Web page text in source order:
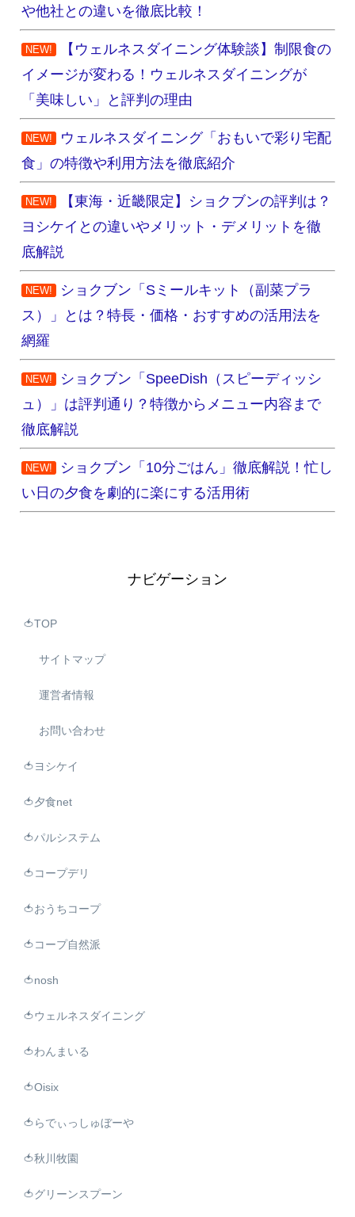
や他社との違いを徹底比較！
NEW!
【ウェルネスダイニング体験談】制限食の
イメージが変わる！ウェルネスダイニングが
「美味しい」と評判の理由
NEW!
ウェルネスダイニング「おもいで彩り宅配
食」の特徴や利用方法を徹底紹介
NEW!
【東海・近畿限定】ショクブンの評判は？
ヨシケイとの違いやメリット・デメリットを徹
底解説
NEW!
ショクブン「Sミールキット（副菜プラ
ス）」とは？特長・価格・おすすめの活用法を
網羅
NEW!
ショクブン「SpeeDish（スピーディッシ
ュ）」は評判通り？特徴からメニュー内容まで
徹底解説
NEW!
ショクブン「10分ごはん」徹底解説！忙し
い日の夕食を劇的に楽にする活用術
ナビゲーション
🍅TOP
サイトマップ
運営者情報
お問い合わせ
🍅ヨシケイ
🍅夕食net
🍅パルシステム
🍅コープデリ
🍅おうちコープ
🍅コープ自然派
🍅nosh
🍅ウェルネスダイニング
🍅わんまいる
🍅Oisix
🍅らでぃっしゅぼーや
🍅秋川牧園
🍅グリーンスプーン